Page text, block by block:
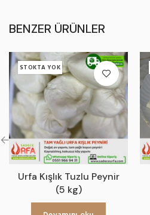
BENZER ÜRÜNLER
STOKTA YOK
Urfa Kışlık Tuzlu Peynir
(5 kg)